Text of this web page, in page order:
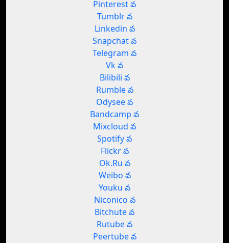
Pinterest వ
Tumblr వ
Linkedin వ
Snapchat వ
Telegram వ
Vk వ
Bilibili వ
Rumble వ
Odysee వ
Bandcamp వ
Mixcloud వ
Spotify వ
Flickr వ
Ok.Ru వ
Weibo వ
Youku వ
Niconico వ
Bitchute వ
Rutube వ
Peertube వ